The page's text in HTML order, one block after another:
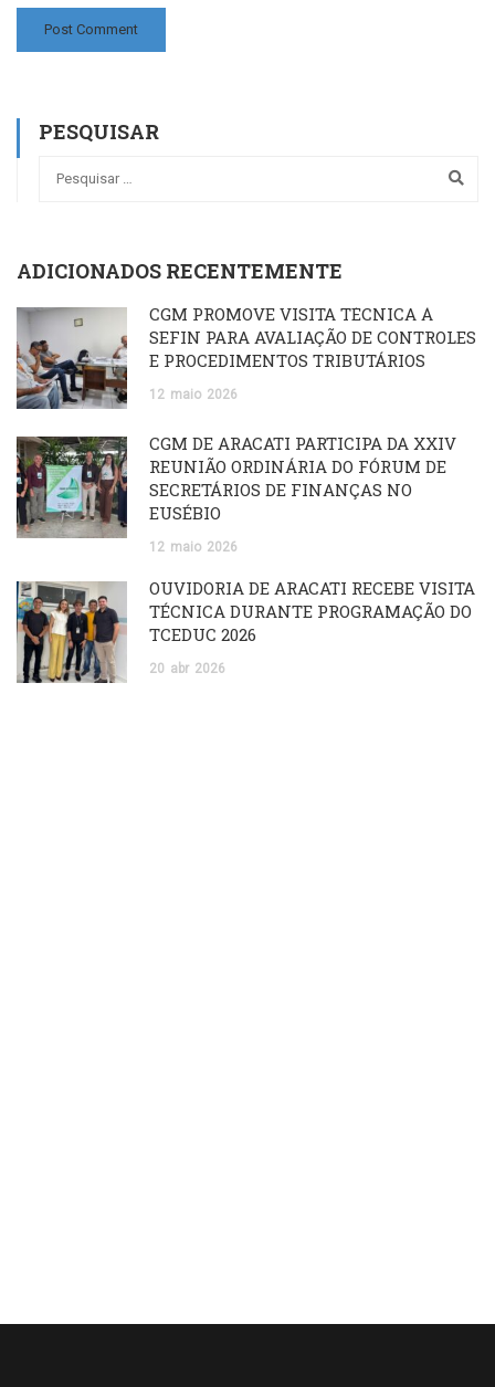
PESQUISAR
ADICIONADOS RECENTEMENTE
CGM PROMOVE VISITA TÉCNICA À
SEFIN PARA AVALIAÇÃO DE CONTROLES
E PROCEDIMENTOS TRIBUTÁRIOS
12 maio 2026
CGM DE ARACATI PARTICIPA DA XXIV
REUNIÃO ORDINÁRIA DO FÓRUM DE
SECRETÁRIOS DE FINANÇAS NO
EUSÉBIO
12 maio 2026
OUVIDORIA DE ARACATI RECEBE VISITA
TÉCNICA DURANTE PROGRAMAÇÃO DO
TCEDUC 2026
20 abr 2026